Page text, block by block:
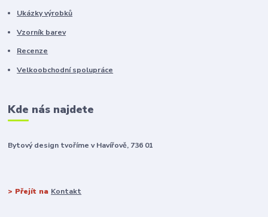
Ukázky výrobků
Vzorník barev
Recenze
Velkoobchodní spolupráce
Kde nás najdete
Bytový design tvoříme v Havířově, 736 01
> Přejít na Kontakt